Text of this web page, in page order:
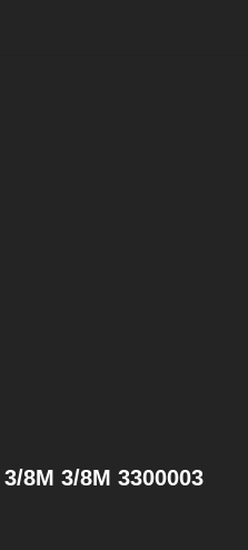
8M 3/8M 3300003